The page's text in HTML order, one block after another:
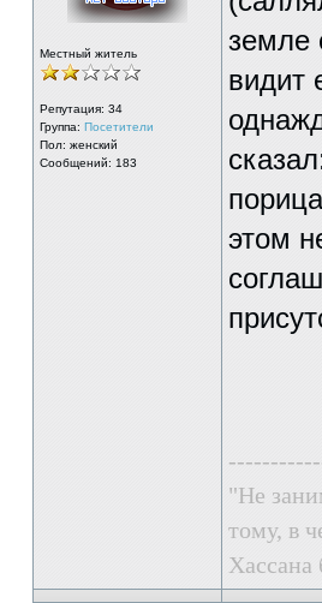
Местный житель
Репутация: 34
Группа: Посетители
Пол: женский
Сообщений: 183
земле
видит
этом
"Не
тому, в